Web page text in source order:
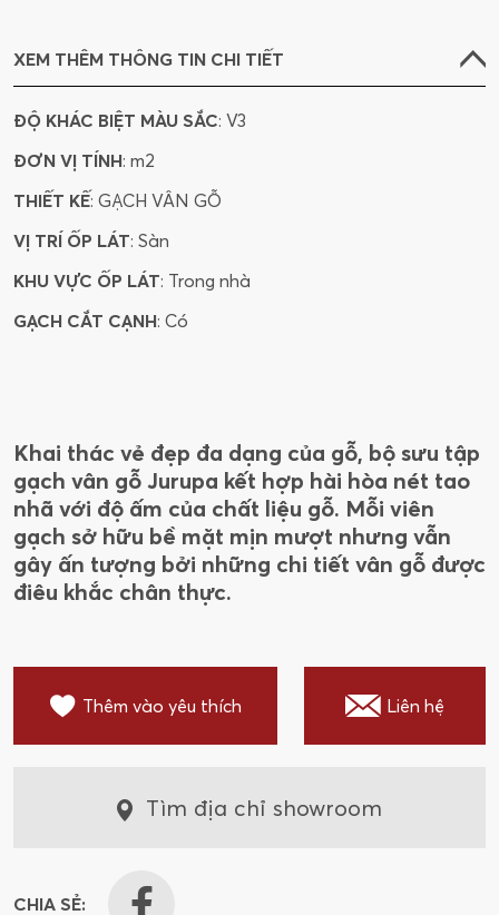
XEM THÊM THÔNG TIN CHI TIẾT
ĐỘ KHÁC BIỆT MÀU SẮC: V3
ĐƠN VỊ TÍNH: m2
THIẾT KẾ: GẠCH VÂN GỖ
VỊ TRÍ ỐP LÁT: Sàn
KHU VỰC ỐP LÁT: Trong nhà
GẠCH CẮT CẠNH: Có
Khai thác vẻ đẹp đa dạng của gỗ, bộ sưu tập
gạch vân gỗ Jurupa kết hợp hài hòa nét tao
nhã với độ ấm của chất liệu gỗ. Mỗi viên
gạch sở hữu bề mặt mịn mượt nhưng vẫn
gây ấn tượng bởi những chi tiết vân gỗ được
điêu khắc chân thực.
Thêm vào yêu thích Liên hệ
Tìm địa chỉ showroom
CHIA SẺ: